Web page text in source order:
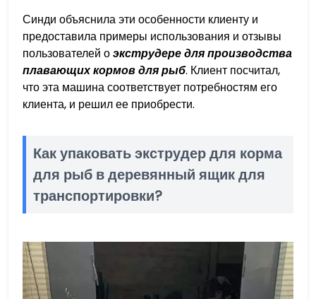
Синди объяснила эти особенности клиенту и
предоставила примеры использования и отзывы
пользователей оэкструдере для производства
плавающих кормов для рыб. Клиент посчитал,
что эта машина соответствует потребностям его
клиента, и решил ее приобрести.
Как упаковать экструдер для корма
для рыб в деревянный ящик для
транспортировки?